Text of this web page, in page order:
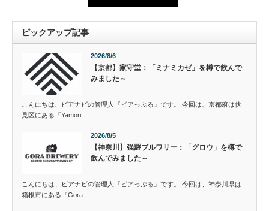
ピックアップ記事
2026/8/6
【京都】家守堂：「ミナミカゼ」を樽で飲んで
みました～
こんにちは、ビアナビの管理人『ビアっぷる』です。 今回は、京都府は伏
見区にある『Yamori…
2026/8/5
【神奈川】強羅ブルワリー：「グロウ」を樽で
飲んでみました～
こんにちは、ビアナビの管理人『ビアっぷる』です。 今回は、神奈川県は
箱根市にある『Gora …